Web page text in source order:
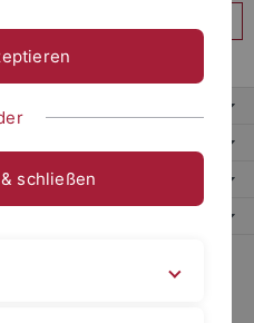
Tübingen
schließen